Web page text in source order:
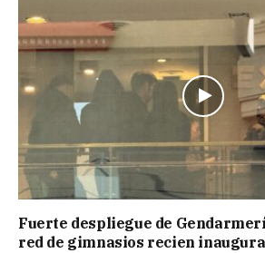
Fuerte despliegue de
red de gimnasios recien